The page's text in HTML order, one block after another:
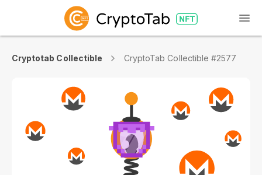
Cryptotab Collectible CryptoTab Collectible #2577